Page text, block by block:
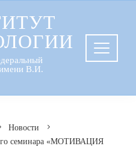
В.И.
Новости
семинара «МОТИВАЦИЯ